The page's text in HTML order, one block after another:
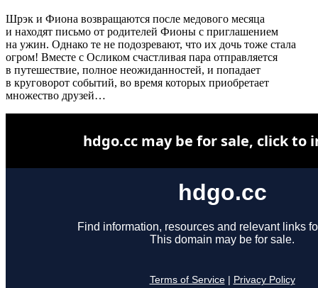
Шрэк и Фиона возвращаются после медового месяца
и находят письмо от родителей Фионы с приглашением
на ужин. Однако те не подозревают, что их дочь тоже стала
огром! Вместе с Осликом счастливая пара отправляется
в путешествие, полное неожиданностей, и попадает
в круговорот событий, во время которых приобретает
множество друзей…